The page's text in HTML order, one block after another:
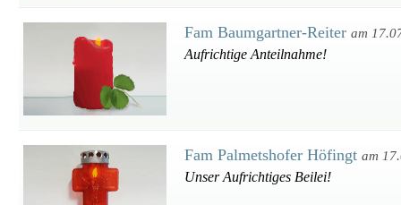
Fam Baumgartner-Reiter am
Aufrichtige Anteilnahme!
Fam Palmetshofer Höfingt am
Unser Aufrichtiges Beilei!